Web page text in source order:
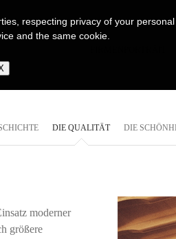
DIE QUALITÄT DIE
moderner
größere
respecting privacy of your
and the same cookie.